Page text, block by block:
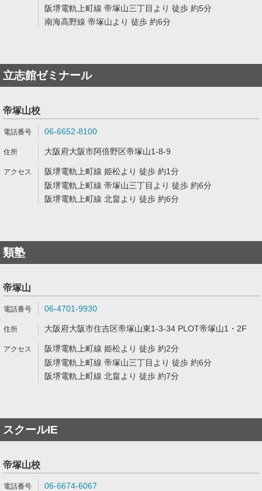
阪堺電軌上町線 帝塚山三丁目より 徒歩 約5分
南海高野線 帝塚山より 徒歩 約6分
立志館ゼミナール
帝塚山校
06-6652-8100
大阪府大阪市阿倍野区帝塚山1-8-9
阪堺電軌上町線 姫松より 徒歩 約1分
阪堺電軌上町線 帝塚山三丁目より 徒歩 約6分
阪堺電軌上町線 北畠より 徒歩 約6分
類塾
帝塚山
06-4701-9930
大阪府大阪市住吉区帝塚山東1-3-34 PLOT帝塚山1・2F
阪堺電軌上町線 姫松より 徒歩 約2分
阪堺電軌上町線 帝塚山三丁目より 徒歩 約6分
阪堺電軌上町線 北畠より 徒歩 約7分
スクールIE
帝塚山校
06-6674-6067